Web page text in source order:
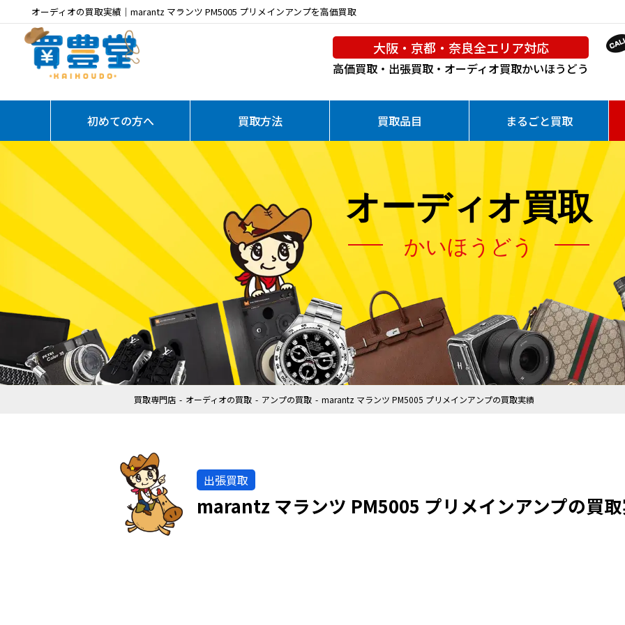
オーディオの買取実績｜marantz マランツ PM5005 プリメインアンプを高価買取
大阪・京都・奈良全エリア対応
高価買取・出張買取・オーディオ買取かいほうどう
初めての方へ 買取方法 買取品目 まるごと買取
オーディオ買取
かいほうどう
買取専門店 オーディオの買取 アンプの買取 marantz マランツ PM5005 プリメインアンプの買取実績
出張買取
marantz マランツ PM5005 プリメインアンプの買